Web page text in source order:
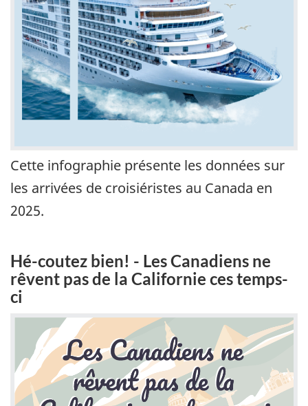
Cette infographie présente les données sur
les arrivées de croisiéristes au Canada en
2025.
Hé-coutez bien! - Les Canadiens ne
rêvent pas de la Californie ces temps-
ci